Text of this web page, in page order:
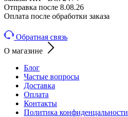
Отправка после 8.08.26
Оплата после обработки заказа
Обратная связь
О магазине
Блог
Частые вопросы
Доставка
Оплата
Контакты
Политика конфиденцальности